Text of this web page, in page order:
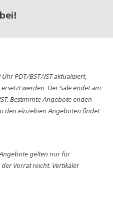
PDT/BST/JST aktualisiert,
werden. Der Sale endet am
Bestimmte Angebote enden
den einzelnen Angeboten findet
gelten nur für
Vorrat reicht. Vertikaler